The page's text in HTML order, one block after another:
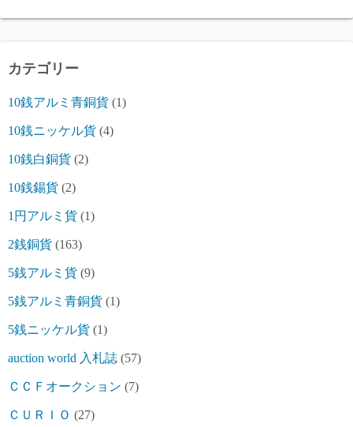
カテゴリー
10銭アルミ青銅貨 (1)
10銭ニッケル貨 (4)
10銭白銅貨 (2)
10銭錫貨 (2)
1円アルミ貨 (1)
2銭銅貨 (163)
5銭アルミ貨 (9)
5銭アルミ青銅貨 (1)
5銭ニッケル貨 (1)
auction world 入札誌 (57)
ＣＣＦオークション (7)
ＣＵＲＩＯ (27)